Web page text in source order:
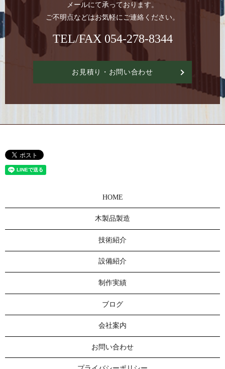
メールにて承っております。
ご不明点などはお気軽にご連絡ください。
TEL/FAX 054-278-8344
お見積り・お問い合わせ
HOME
木製品製造
技術紹介
設備紹介
制作実績
ブログ
会社案内
お問い合わせ